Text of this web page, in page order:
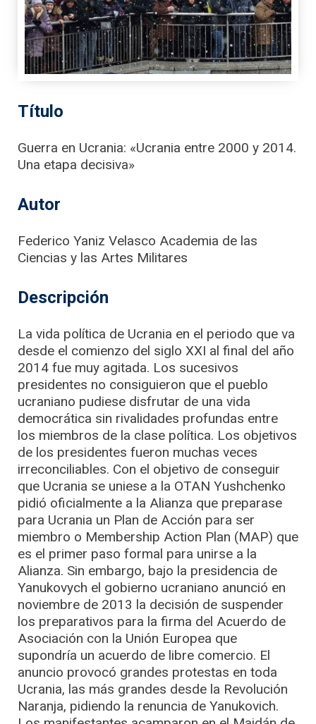
Título
Guerra en Ucrania: «Ucrania entre 2000 y 2014.
Una etapa decisiva»
Autor
Federico Yaniz Velasco Academia de las
Ciencias y las Artes Militares
Descripción
La vida política de Ucrania en el periodo que va
desde el comienzo del siglo XXI al final del año
2014 fue muy agitada. Los sucesivos
presidentes no consiguieron que el pueblo
ucraniano pudiese disfrutar de una vida
democrática sin rivalidades profundas entre
los miembros de la clase política. Los objetivos
de los presidentes fueron muchas veces
irreconciliables. Con el objetivo de conseguir
que Ucrania se uniese a la OTAN Yushchenko
pidió oficialmente a la Alianza que preparase
para Ucrania un Plan de Acción para ser
miembro o Membership Action Plan (MAP) que
es el primer paso formal para unirse a la
Alianza. Sin embargo, bajo la presidencia de
Yanukovych el gobierno ucraniano anunció en
noviembre de 2013 la decisión de suspender
los preparativos para la firma del Acuerdo de
Asociación con la Unión Europea que
supondría un acuerdo de libre comercio. El
anuncio provocó grandes protestas en toda
Ucrania, las más grandes desde la Revolución
Naranja, pidiendo la renuncia de Yanukovich.